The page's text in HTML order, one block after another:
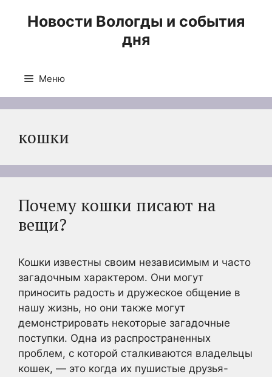
Новости Вологды и события
дня
Меню
кошки
Почему кошки писают на
вещи?
Кошки известны своим независимым и часто
загадочным характером. Они могут
приносить радость и дружеское общение в
нашу жизнь, но они также могут
демонстрировать некоторые загадочные
поступки. Одна из распространенных
проблем, с которой сталкиваются владельцы
кошек, — это когда их пушистые друзья-